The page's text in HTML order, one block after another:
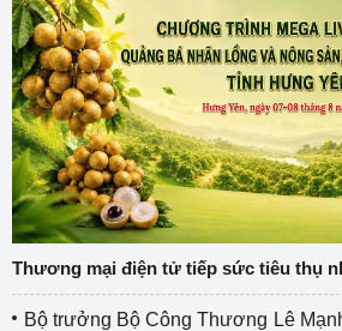
Thương mại điện tử tiếp sức tiêu thụ
Bộ trưởng Bộ Công Thương Lê